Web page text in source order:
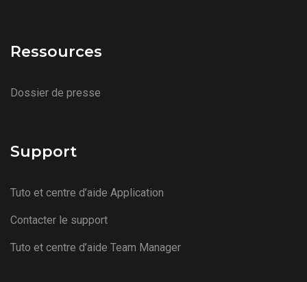
Ressources
Dossier de presse
Support
Tuto et centre d’aide Application
Contacter le support
Tuto et centre d’aide Team Manager